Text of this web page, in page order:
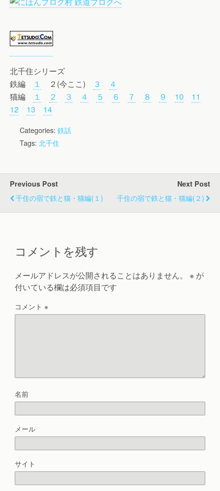
北千住シリーズ
鉄編
１ ２(今ここ) ３
４
猫編
１ ２ ３ ４ ５ ６ ７ ８ ９ 10
11
12
13 14
Categories: 鉄話
Tags: 北千住
Previous Post
千住の宿で鉄と猫・猫編(１)
Next Post
千住の宿で鉄と猫・猫編(２)
コメントを残す
メールアドレスが公開されることはありません。 ※ が
付いている欄は必須項目です
コメント ※
名前
メール
サイト